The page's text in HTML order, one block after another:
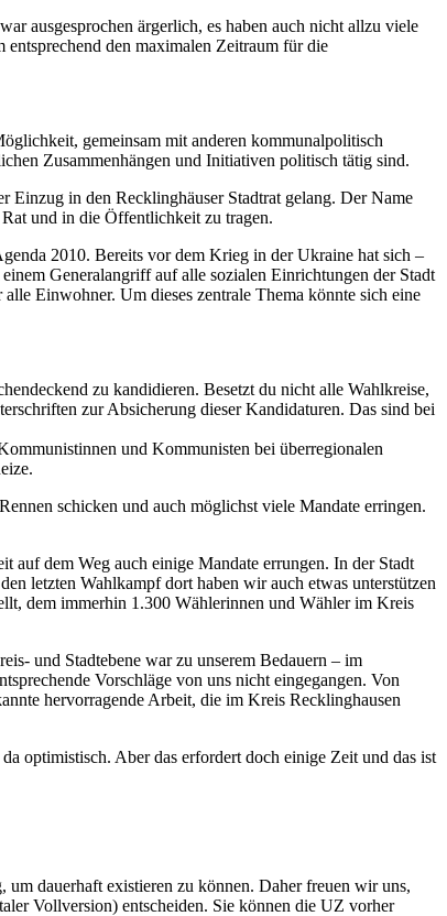
ausgesprochen ärgerlich, es haben auch nicht allzu viele
den maximalen Zeitraum für die
gemeinsam mit anderen kommunalpolitisch
Zusammenhängen und Initiativen politisch tätig sind.
Einzug in den Recklinghäuser Stadtrat gelang. Der Name
und in die Öffentlichkeit zu tragen.
2010. Bereits vor dem Krieg in der Ukraine hat sich –
Generalangriff auf alle sozialen Einrichtungen der Stadt
Einwohner. Um dieses zentrale Thema könnte sich eine
zu kandidieren. Besetzt du nicht alle Wahlkreise,
zur Absicherung dieser Kandidaturen. Das sind bei
und Kommunisten bei überregionalen
schicken und auch möglichst viele Mandate erringen.
dem Weg auch einige Mandate errungen. In der Stadt
letzten Wahlkampf dort haben wir auch etwas unterstützen
dem immerhin 1.300 Wählerinnen und Wähler im Kreis
und Stadtebene war zu unserem Bedauern – im
Vorschläge von uns nicht eingegangen. Von
hervorragende Arbeit, die im Kreis Recklinghausen
optimistisch. Aber das erfordert doch einige Zeit und das ist
dauerhaft existieren zu können. Daher freuen wir uns,
Vollversion) entscheiden. Sie können die UZ vorher